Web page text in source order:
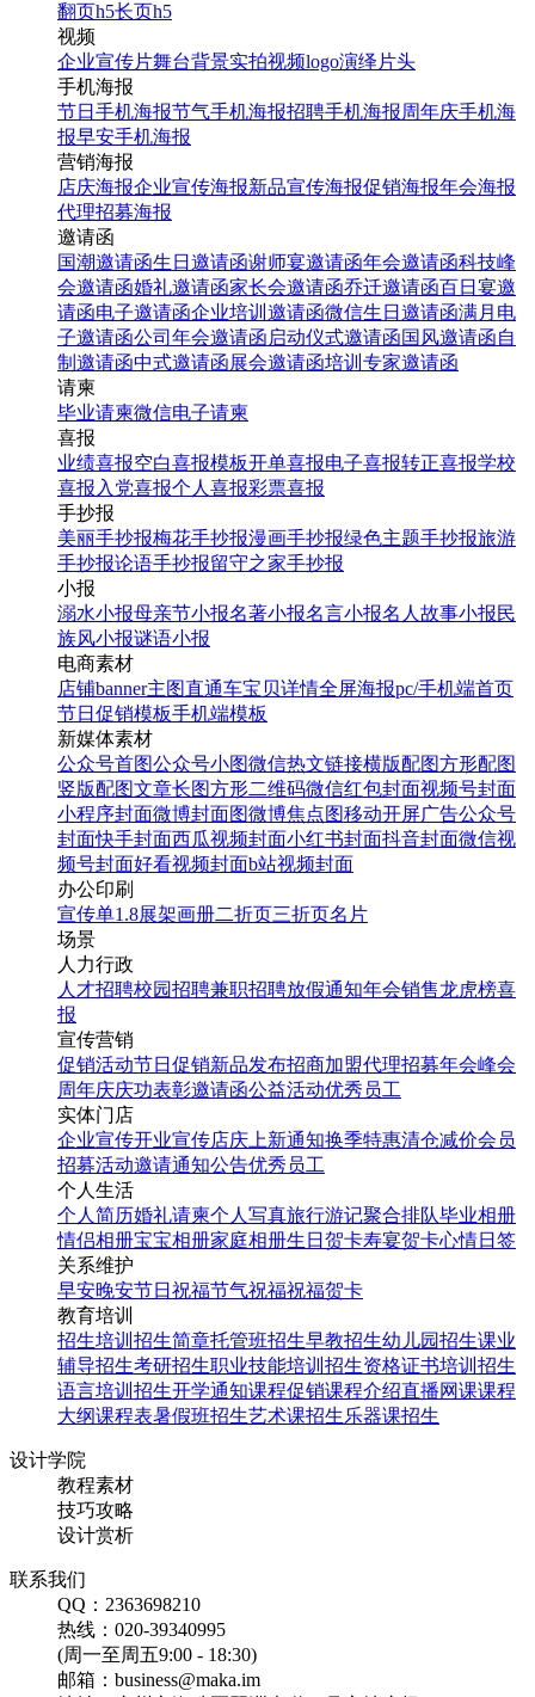
翻页h5长页h5
视频
企业宣传片舞台背景实拍视频logo演绎 片头
手机海报
节日手机海报节气手机海报招聘手机海报周年庆手机海
报早安手机海报
营销海报
店庆海报企业宣传海报新品宣传海报促销海报年会海报
代理招募海报
邀请函
国潮邀请函生日邀请函谢师宴邀请函年会邀请函科技峰
会邀请函婚礼邀请函家长会邀请函乔迁邀请函百日宴邀
请函电子邀请函企业培训邀请函微信生日邀请函满月电
子邀请函公司年会邀请函 启动仪式邀请函国风邀请函自
制邀请函中式邀请函展会邀请函培训专家邀请函
请柬
毕业请柬微信电子请柬
喜报
业绩喜报空白喜报模板开单喜报电子喜报转正喜报学校
喜报 入党喜报个人喜报彩票喜报
手抄报
美丽手抄报梅花手抄报漫画手抄报绿色主题手抄报旅游
手抄报论语手抄报留守之家手抄报
小报
溺水小报母亲节小报名著小报名言小报名人故事小报民
族风小报谜语小报
电商素材
店铺banner主图直通车宝贝详情全屏海报pc/手机端首页
节日促销模板手机端模板
新媒体素材
公众号首图公众号小图微信热文链接横版配图方形配图
竖版配图文章长图方形二维码微信红包封面视频号封面
小程序封面微博封面图微博焦点图移动开屏广告公众号
封面快手封面西瓜视频封面小红书封面抖音封面微信视
频号封面好看视频封面b站视频封面
办公印刷
宣传单1.8展架画册二折页三折页名片
场景
人力行政
人才招聘校园招聘兼职招聘放假通知年会销售龙虎榜喜
报
宣传营销
促销活动节日促销新品发布招商加盟代理招募年会峰会
周年庆庆功表彰邀请函公益活动优秀员工
实体门店
企业宣传开业宣传店庆 上新通知换季特惠清仓减价会员
招募活动邀请通知公告优秀员工
个人生活
个人简历婚礼请柬个人写真旅行游记聚合排队毕业相册
情侣相册宝宝相册家庭相册生日贺卡寿宴贺卡心情日签
关系维护
早安晚安节日祝福节气祝福祝福贺卡
教育培训
招生培训 招生简章托管班招生早教招生幼儿园招生课业
辅导招生考研招生职业技能培训招生资格证书培训招生
语言培训招生开学通知课程促销课程介绍直播网课课程
大纲课程表暑假班招生艺术课招生乐器课招生
设计学院
教程素材
技巧攻略
设计赏析
联系我们
QQ：2363698210
热线：020-39340995
(周一至周五9:00 - 18:30)
邮箱：business@maka.im